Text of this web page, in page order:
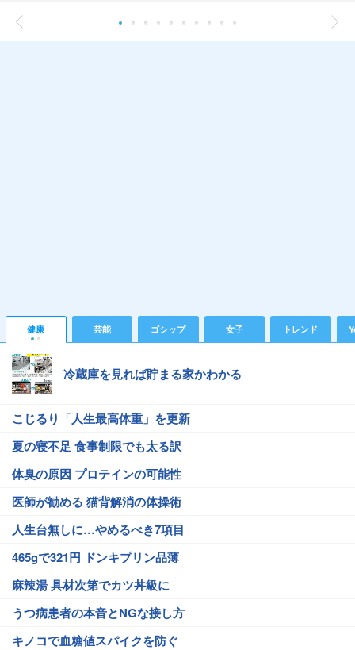
健康 芸能 ゴシップ 女子 トレンド
冷蔵庫を見れば貯まる家かわかる
こじるり「人生最高体重」を更新
夏の寝不足 食事制限でも太る訳
体臭の原因 プロテインの可能性
医師が勧める 猫背解消の体操術
人生台無しに…やめるべき7項目
465gで321円 ドンキプリン品薄
麻辣湯 具材次第でカツ丼級に
うつ病患者の本音とNGな接し方
キノコで血糖値スパイクを防ぐ